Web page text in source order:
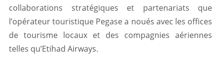
collaborations stratégiques et partenariats que
l’opérateur touristique Pegase a noués avec les offices
de tourisme locaux et des compagnies aériennes
telles qu’Etihad Airways.